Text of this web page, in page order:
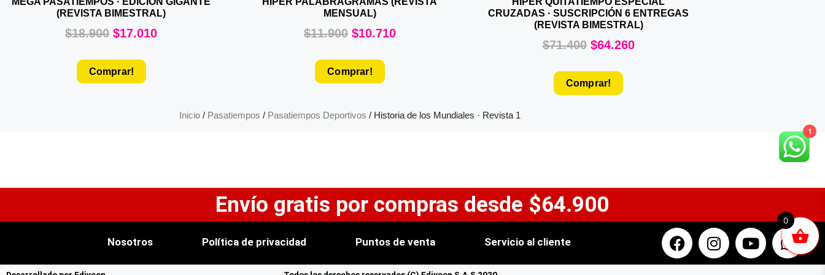
(REVISTA BIMESTRAL)
$18.900 $17.010
Comprar!
MENSUAL)
$11.900 $10.710
Comprar!
CRUZADAS · SUSCRIPCIÓN 6 ENTREGAS
(REVISTA BIMESTRAL)
$71.400 $64.260
Comprar!
Inicio / Pasatiempos / Pasatiempos Deportivos / Historia de los Mundiales · Revista 1
Envío gratis por compras desde $64.900
Nosotros Política de privacidad Puntos de venta Servicio al cliente
0
1